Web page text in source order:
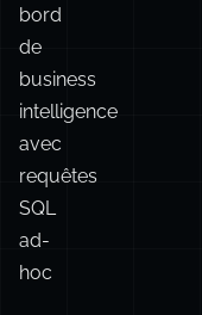
S3
Exemple
:
Tableau
de
bord
de
business
intelligence